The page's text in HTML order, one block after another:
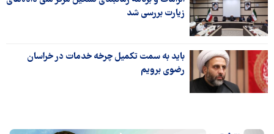
زیارت بررسی شد
باید به سمت تکمیل چرخه خدمات در خراسان
رضوی برویم